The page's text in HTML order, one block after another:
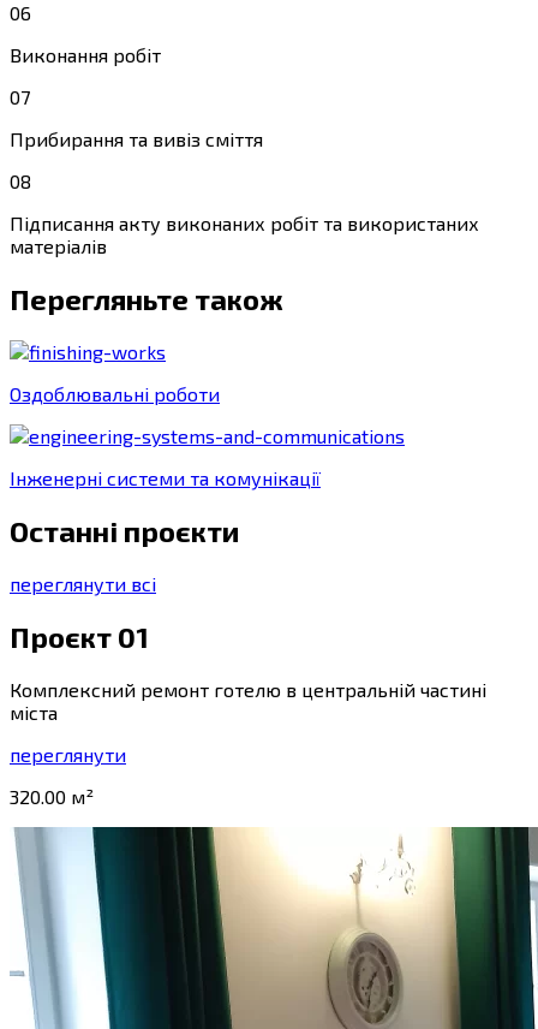
06
Виконання робіт
07
Прибирання та вивіз сміття
08
Підписання акту виконаних робіт та використаних
матеріалів
Перегляньте також
Оздоблювальні роботи
Інженерні системи та комунікації
Останні прoєкти
переглянути всі
Проєкт 01
Комплексний ремонт готелю в центральній частині
міста
переглянути
320.00 м²